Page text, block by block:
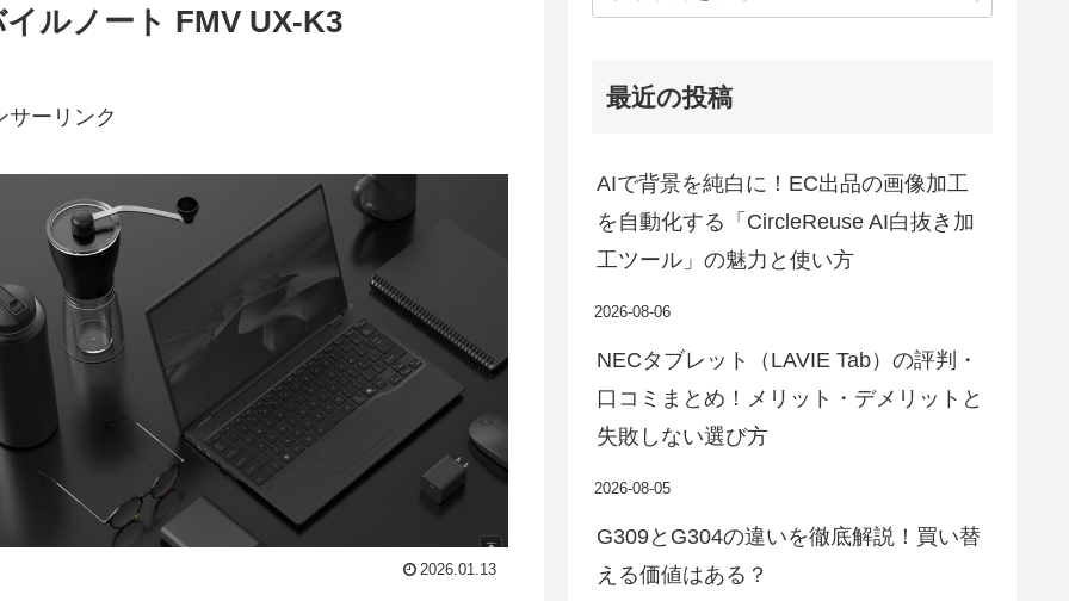
ルノート FMV UX-K3
サーリンク
2026.01.13
最近の投稿
AIで背景を純白に！EC出品の画像加工
を自動化する「CircleReuse AI白抜き加
工ツール」の魅力と使い方
2026-08-06
NECタブレット（LAVIE Tab）の評判・
口コミまとめ！メリット・デメリットと
失敗しない選び方
2026-08-05
G309とG304の違いを徹底解説！買い替
える価値はある？